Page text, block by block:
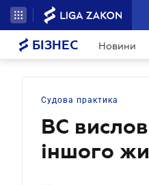
БІЗНЕС Новини
Судова практика
ВС
іншого